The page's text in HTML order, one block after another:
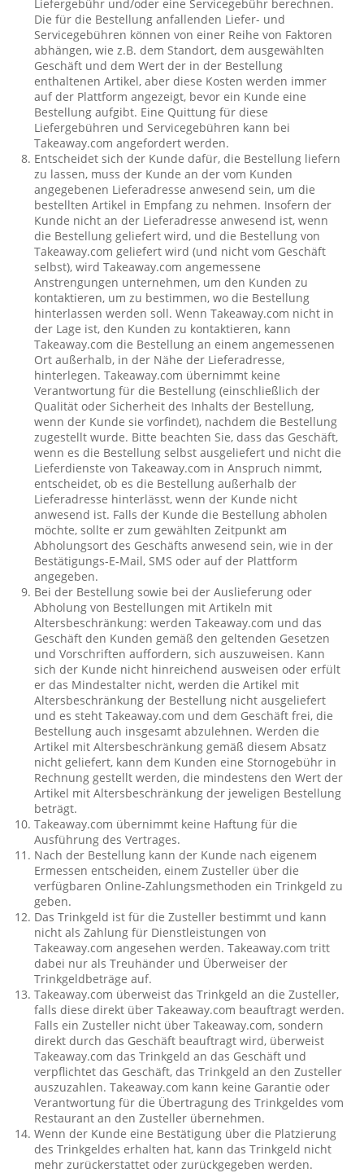
Liefergebühr und/oder eine Servicegebühr berechnen.
Die für die Bestellung anfallenden Liefer- und
Servicegebühren können von einer Reihe von Faktoren
abhängen, wie z.B. dem Standort, dem ausgewählten
Geschäft und dem Wert der in der Bestellung
enthaltenen Artikel, aber diese Kosten werden immer
auf der Plattform angezeigt, bevor ein Kunde eine
Bestellung aufgibt. Eine Quittung für diese
Liefergebühren und Servicegebühren kann bei
Takeaway.com angefordert werden.
Entscheidet sich der Kunde dafür, die Bestellung liefern
zu lassen, muss der Kunde an der vom Kunden
angegebenen Lieferadresse anwesend sein, um die
bestellten Artikel in Empfang zu nehmen. Insofern der
Kunde nicht an der Lieferadresse anwesend ist, wenn
die Bestellung geliefert wird, und die Bestellung von
Takeaway.com geliefert wird (und nicht vom Geschäft
selbst), wird Takeaway.com angemessene
Anstrengungen unternehmen, um den Kunden zu
kontaktieren, um zu bestimmen, wo die Bestellung
hinterlassen werden soll. Wenn Takeaway.com nicht in
der Lage ist, den Kunden zu kontaktieren, kann
Takeaway.com die Bestellung an einem angemessenen
Ort außerhalb, in der Nähe der Lieferadresse,
hinterlegen. Takeaway.com übernimmt keine
Verantwortung für die Bestellung (einschließlich der
Qualität oder Sicherheit des Inhalts der Bestellung,
wenn der Kunde sie vorfindet), nachdem die Bestellung
zugestellt wurde. Bitte beachten Sie, dass das Geschäft,
wenn es die Bestellung selbst ausgeliefert und nicht die
Lieferdienste von Takeaway.com in Anspruch nimmt,
entscheidet, ob es die Bestellung außerhalb der
Lieferadresse hinterlässt, wenn der Kunde nicht
anwesend ist. Falls der Kunde die Bestellung abholen
möchte, sollte er zum gewählten Zeitpunkt am
Abholungsort des Geschäfts anwesend sein, wie in der
Bestätigungs-E-Mail, SMS oder auf der Plattform
angegeben.
Bei der Bestellung sowie bei der Auslieferung oder
Abholung von Bestellungen mit Artikeln mit
Altersbeschränkung: werden Takeaway.com und das
Geschäft den Kunden gemäß den geltenden Gesetzen
und Vorschriften auffordern, sich auszuweisen. Kann
sich der Kunde nicht hinreichend ausweisen oder erfült
er das Mindestalter nicht, werden die Artikel mit
Altersbeschränkung der Bestellung nicht ausgeliefert
und es steht Takeaway.com und dem Geschäft frei, die
Bestellung auch insgesamt abzulehnen. Werden die
Artikel mit Altersbeschränkung gemäß diesem Absatz
nicht geliefert, kann dem Kunden eine Stornogebühr in
Rechnung gestellt werden, die mindestens den Wert der
Artikel mit Altersbeschränkung der jeweligen Bestellung
beträgt.
Takeaway.com übernimmt keine Haftung für die
Ausführung des Vertrages.
Nach der Bestellung kann der Kunde nach eigenem
Ermessen entscheiden, einem Zusteller über die
verfügbaren Online-Zahlungsmethoden ein Trinkgeld zu
geben.
Das Trinkgeld ist für die Zusteller bestimmt und kann
nicht als Zahlung für Dienstleistungen von
Takeaway.com angesehen werden. Takeaway.com tritt
dabei nur als Treuhänder und Überweiser der
Trinkgeldbeträge auf.
Takeaway.com überweist das Trinkgeld an die Zusteller,
falls diese direkt über Takeaway.com beauftragt werden.
Falls ein Zusteller nicht über Takeaway.com, sondern
direkt durch das Geschäft beauftragt wird, überweist
Takeaway.com das Trinkgeld an das Geschäft und
verpflichtet das Geschäft, das Trinkgeld an den Zusteller
auszuzahlen. Takeaway.com kann keine Garantie oder
Verantwortung für die Übertragung des Trinkgeldes vom
Restaurant an den Zusteller übernehmen.
Wenn der Kunde eine Bestätigung über die Platzierung
des Trinkgeldes erhalten hat, kann das Trinkgeld nicht
mehr zurückerstattet oder zurückgegeben werden.